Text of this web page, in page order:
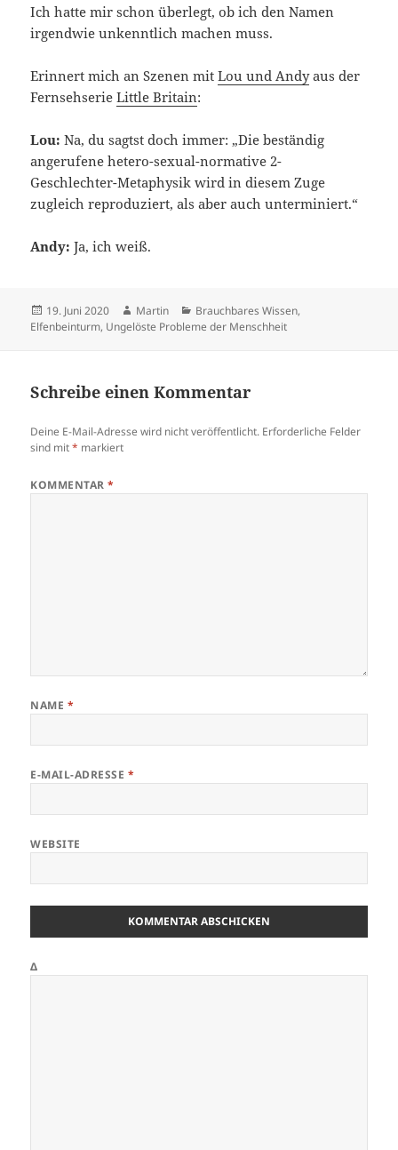
Ich hatte mir schon überlegt, ob ich den Namen
irgendwie unkenntlich machen muss.
Erinnert mich an Szenen mitLou und Andyaus der
FernsehserieLittle Britain:
Lou: Na, du sagtst doch immer: „Die beständig
angerufene hetero-sexual-normative 2-
Geschlechter-Metaphysik wird in diesem Zuge
zugleich reproduziert, als aber auch unterminiert.“
Andy: Ja, ich weiß.
Veröffentlicht
am
19. Juni 2020 Autor
Martin Kategorien
Brauchbares Wissen,
Elfenbeinturm, Ungelöste Probleme der Menschheit
Schreibe einen Kommentar
Deine E-Mail-Adresse wird nicht veröffentlicht. Erforderliche Felder
sind mit* markiert
KOMMENTAR*
NAME *
E-MAIL-ADRESSE *
WEBSITE
Δ